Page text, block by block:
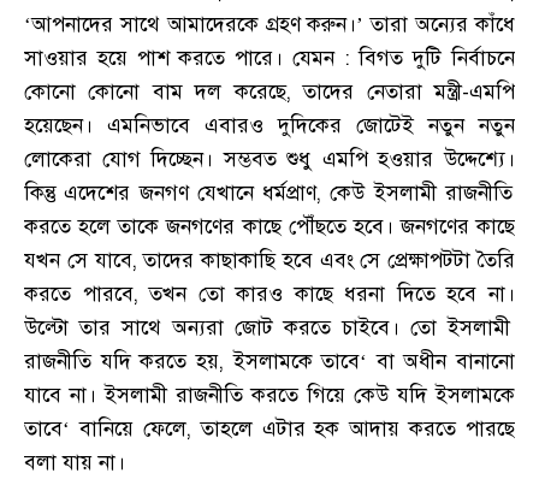
‘আপনাদের সাথে আমাদেরকে গ্রহণ করুন।’ তারা অন্যের কাঁধে
সাওয়ার হয়ে পাশ করতে পারে । যেমন : বিগত দুটি নির্বাচনে
কোনো কোনো বাম দল করেছে,তাদের নেতারা মন্ত্রী-এমপি
হয়েছেন। এমনিভাবে এবারও দুদিকের জোটেই নতুন নতুন
লোকেরা যোগ দিচ্ছেন। সম্ভবত শুধু এমপি হওয়ার উদ্দেশ্যে ।
কিন্তু এদেশের জনগণ যেখানে ধর্মপ্রাণ,কেউ ইসলামী রাজনীতি
করতে হলে তাকে জনগণের কাছে পৌঁছতে হবে। জনগণের কাছে
যখন সে যাবে,তাদের কাছাকাছি হবে এবং সে প্রেক্ষাপটটা তৈরি
করতে পারবে,তখন তো কারও কাছে ধরনা দিতে হবে না ।
উল্টো তার সাথে অন্যরা জোট করতে চাইবে । তো ইসলামী
রাজনীতি যদি করতে হয়,ইসলামকে তাবে‘ বা অধীন বানানো
যাবে না । ইসলামী রাজনীতি করতে গিয়ে কেউ যদি ইসলামকে
তাবে‘ বানিয়ে ফেলে,তাহলে এটার হক আদায় করতে পারছে
বলা যায় না ।